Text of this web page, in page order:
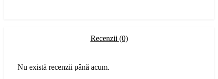
Recenzii (0)
Nu există recenzii până acum.